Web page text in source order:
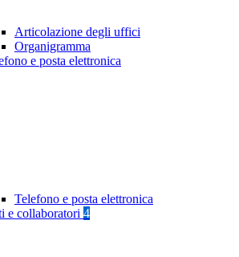
Articolazione degli uffici
Organigramma
e posta elettronica
Telefono e posta elettronica
e collaboratori 4